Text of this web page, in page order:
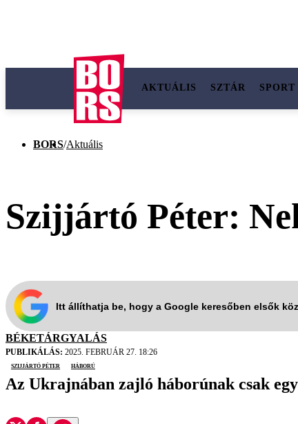
AKTUÁLIS SZTÁR SPORT
BORS/Aktuális
Szijjártó Péter:
Itt állíthatja be, hogy a Google keresőben elsők
BÉKETÁRGYALÁS
PUBLIKÁLÁS: 2025. FEBRUÁR 27. 18:26
Szijjártó Péter
háború
Az Ukrajnában zajló háborúnak csak